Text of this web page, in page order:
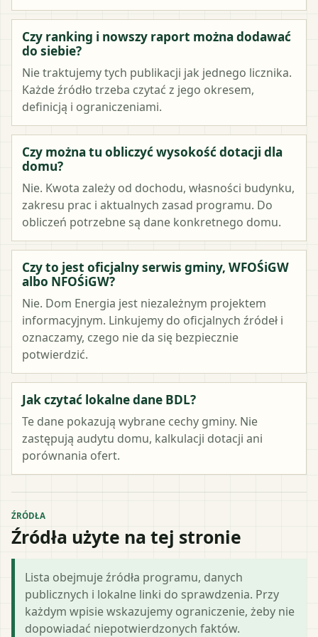
Czy ranking i nowszy raport można dodawać
do siebie?
Nie traktujemy tych publikacji jak jednego licznika.
Każde źródło trzeba czytać z jego okresem,
definicją i ograniczeniami.
Czy można tu obliczyć wysokość dotacji dla
domu?
Nie. Kwota zależy od dochodu, własności budynku,
zakresu prac i aktualnych zasad programu. Do
obliczeń potrzebne są dane konkretnego domu.
Czy to jest oficjalny serwis gminy, WFOŚiGW
albo NFOŚiGW?
Nie. Dom Energia jest niezależnym projektem
informacyjnym. Linkujemy do oficjalnych źródeł i
oznaczamy, czego nie da się bezpiecznie
potwierdzić.
Jak czytać lokalne dane BDL?
Te dane pokazują wybrane cechy gminy. Nie
zastępują audytu domu, kalkulacji dotacji ani
porównania ofert.
ŹRÓDŁA
Źródła użyte na tej stronie
Lista obejmuje źródła programu, danych
publicznych i lokalne linki do sprawdzenia. Przy
każdym wpisie wskazujemy ograniczenie, żeby nie
dopowiadać niepotwierdzonych faktów.